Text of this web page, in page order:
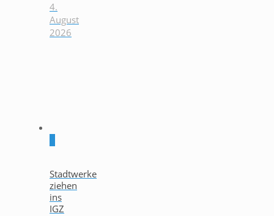
4.
August
2026
Stadtwerke
ziehen
ins
IGZ